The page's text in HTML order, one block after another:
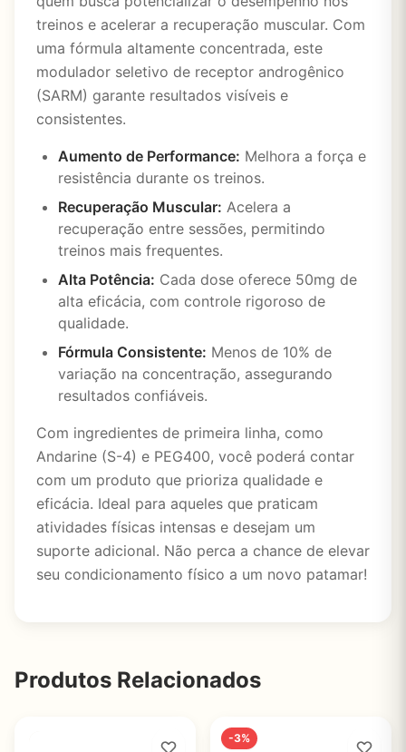
treinos e acelerar a recuperação muscular. Com
uma fórmula altamente concentrada, este
modulador seletivo de receptor androgênico
(SARM) garante resultados visíveis e
consistentes.
Aumento de Performance: Melhora a força e
resistência durante os treinos.
Recuperação Muscular: Acelera a
recuperação entre sessões, permitindo
treinos mais frequentes.
Alta Potência: Cada dose oferece 50mg de
alta eficácia, com controle rigoroso de
qualidade.
Fórmula Consistente: Menos de 10% de
variação na concentração, assegurando
resultados confiáveis.
Com ingredientes de primeira linha, como
Andarine (S-4) e PEG400, você poderá contar
com um produto que prioriza qualidade e
eficácia. Ideal para aqueles que praticam
atividades físicas intensas e desejam um
suporte adicional. Não perca a chance de elevar
seu condicionamento físico a um novo patamar!
Produtos Relacionados
-3%